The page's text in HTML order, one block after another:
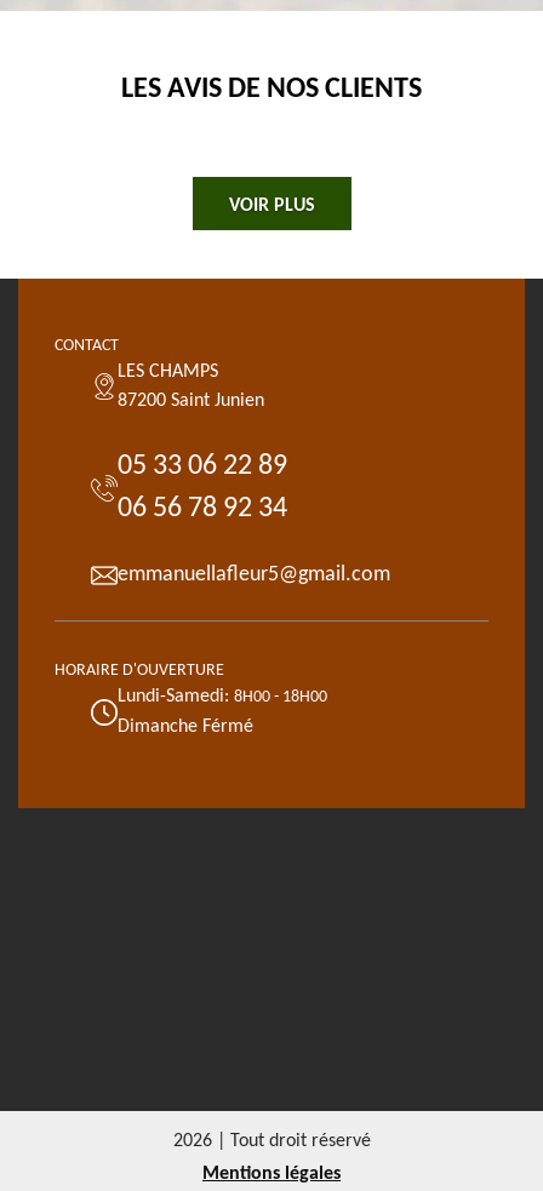
LES AVIS DE NOS CLIENTS
VOIR PLUS
CONTACT
LES CHAMPS
87200 Saint Junien
05 33 06 22 89
06 56 78 92 34
emmanuellafleur5@gmail.com
HORAIRE D'OUVERTURE
Lundi-Samedi: 8H00 - 18H00
Dimanche Férmé
2026 | Tout droit réservé
Mentions légales